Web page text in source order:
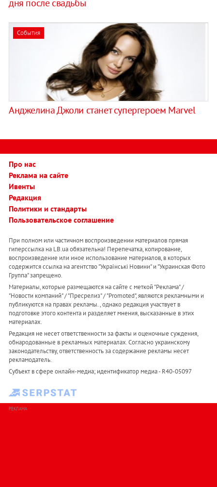
дня после свадьбы
События
Анджелина Джоли станет супергероем Marvel
Про нас
Реклама на сайте
Ивенты
Редакция
Политики и стандарты
Пользовательское соглашение
При полном или частичном воспроизведении материалов прямая
гиперссылка на LB.ua обязательна! Перепечатка, копирование,
воспроизведение или иное использование материалов, в которых
содержится ссылка на агентство "Українськi Новини" и "Украинская Фото
Группа" запрещено.
Материалы, которые размещаются на сайте с меткой "Реклама" /
"Новости компаний" / "Пресрелиз" / "Promoted", являются рекламными и
публикуются на правах рекламы. , однако редакция участвует в
подготовке этого контента и разделяет мнения, высказанные в этих
материалах.
Редакция не несет ответственности за факты и оценочные суждения,
обнародованные в рекламных материалах. Согласно украинскому
законодательству, ответственность за содержание рекламы несет
рекламодатель.
Субъект в сфере онлайн-медиа; идентификатор медиа - R40-05097
РЕКЛАМА